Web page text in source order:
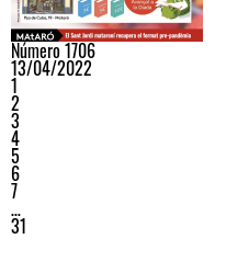
Número 1706
13/04/2022
1
2
3
4
5
6
7
…
31